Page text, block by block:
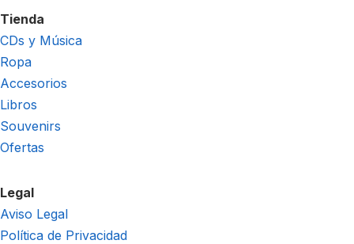
Tienda
CDs y Música
Ropa
Accesorios
Libros
Souvenirs
Ofertas
Legal
Aviso Legal
Política de Privacidad